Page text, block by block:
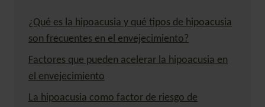
¿Qué es la hipoacusia y qué tipos de hipoacusia
son frecuentes en el envejecimiento?
Factores que pueden acelerar la hipoacusia en
el envejecimiento
La hipoacusia como factor de riesgo de